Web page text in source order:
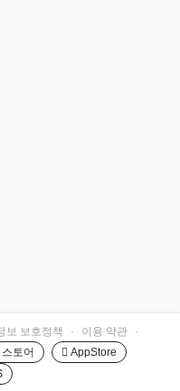
보 보호정책 · 이용 약관
·
토어
 AppStore